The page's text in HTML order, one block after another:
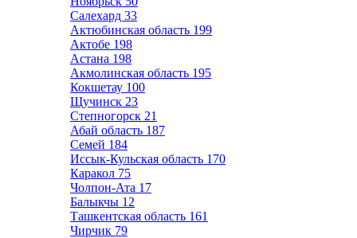
Салехард 33
Актюбинская область 199
Актобе 198
Астана 198
Акмолинская область 195
Кокшетау 100
Щучинск 23
Степногорск 21
Абай область 187
Семей 184
Иссык-Кульская область 170
Каракол 75
Чолпон-Ата 17
Балыкчы 12
Ташкентская область 161
Чирчик 79